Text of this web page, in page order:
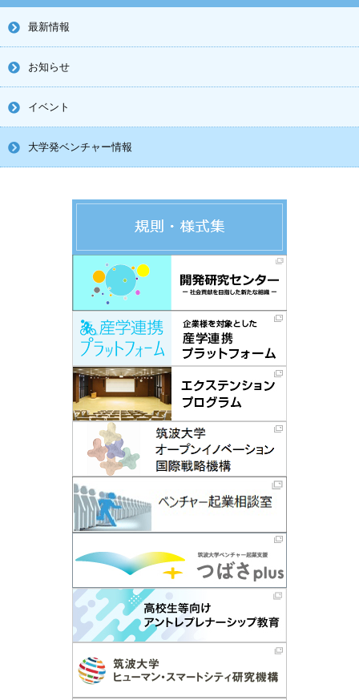
最新情報
お知らせ
イベント
大学発ベンチャー情報